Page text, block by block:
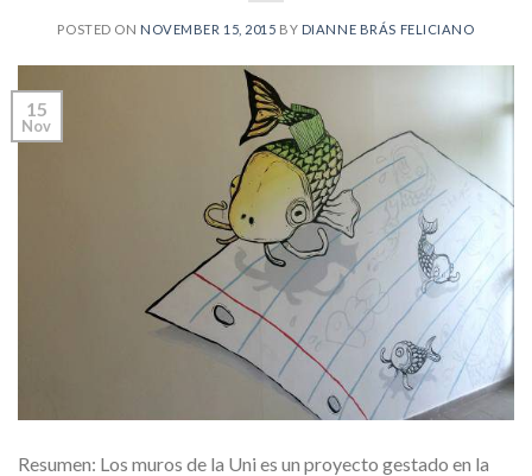
POSTED ON NOVEMBER 15, 2015 BY DIANNE BRÁS FELICIANO
15
Nov
Resumen: Los muros de la Uni es un proyecto gestado en la